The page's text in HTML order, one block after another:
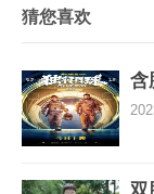
猜您喜欢